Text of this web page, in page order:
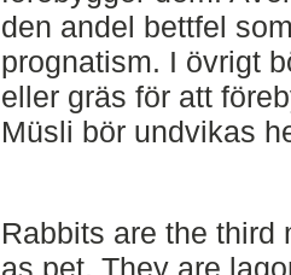
den andel bettfel
prognatism. I övrigt
eller gräs för att
Müsli bör undvikas
Rabbits are the third
as pet. They are